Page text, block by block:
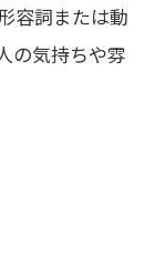
容詞または動
の気持ちや雰